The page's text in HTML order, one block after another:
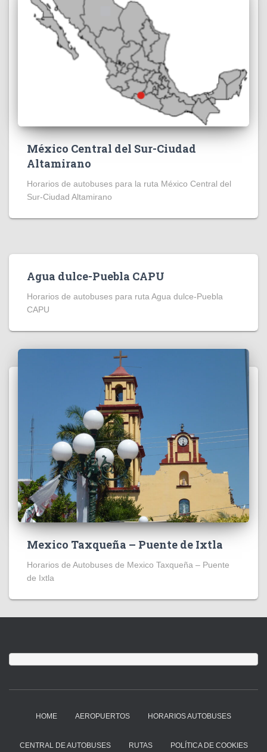
México Central del Sur-Ciudad
Altamirano
Horarios de autobuses para la ruta México Central del
Sur-Ciudad Altamirano
Agua dulce-Puebla CAPU
Horarios de autobuses para ruta Agua dulce-Puebla
CAPU
Mexico Taxqueña – Puente de Ixtla
Horarios de Autobuses de Mexico Taxqueña – Puente
de Ixtla
HOME AEROPUERTOS HORARIOS AUTOBUSES
CENTRAL DE AUTOBUSES RUTAS POLÍTICA DE COOKIES